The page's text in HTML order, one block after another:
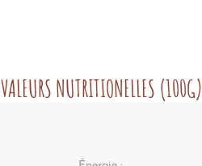
VALEURS NUTRITIONELLES (100G)